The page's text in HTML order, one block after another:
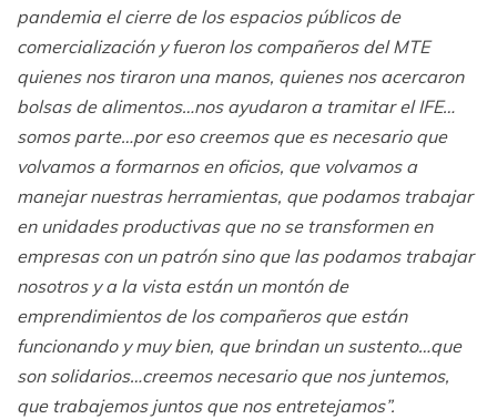
pandemia el cierre de los espacios públicos de
comercialización y fueron los compañeros del MTE
quienes nos tiraron una manos, quienes nos acercaron
bolsas de alimentos…nos ayudaron a tramitar el IFE…
somos parte…por eso creemos que es necesario que
volvamos a formarnos en oficios, que volvamos a
manejar nuestras herramientas, que podamos trabajar
en unidades productivas que no se transformen en
empresas con un patrón sino que las podamos trabajar
nosotros y a la vista están un montón de
emprendimientos de los compañeros que están
funcionando y muy bien, que brindan un sustento…que
son solidarios…creemos necesario que nos juntemos,
que trabajemos juntos que nos entretejamos”.